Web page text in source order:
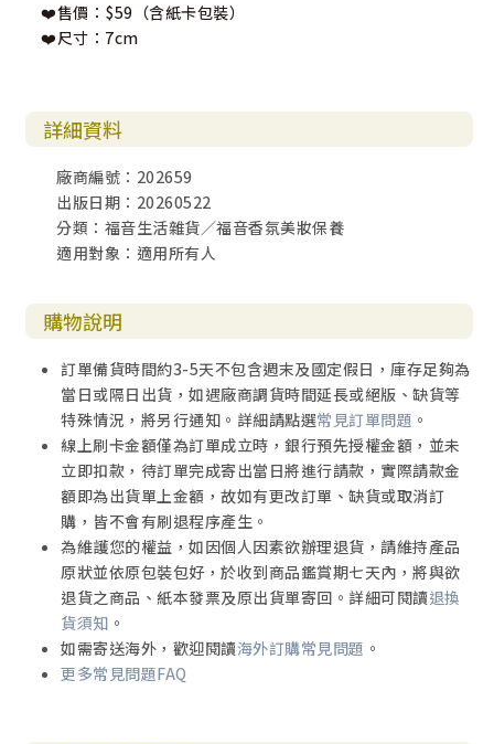
❤️售價：$59（含紙卡包裝）
❤️尺寸：7cm
詳細資料
廠商編號：202659
出版日期：20260522
分類：福音生活雜貨／福音香氛美妝保養
適用對象：適用所有人
購物說明
訂單備貨時間約3-5天不包含週末及國定假日，庫存足夠為
當日或隔日出貨，如遇廠商調貨時間延長或絕版、缺貨等
特殊情況，將另行通知。詳細請點選常見訂單問題 。
線上刷卡金額僅為訂單成立時，銀行預先授權金額，並未
立即扣款，待訂單完成寄出當日將進行請款，實際請款金
額即為出貨單上金額，故如有更改訂單、缺貨或取消訂
購，皆不會有刷退程序產生。
為維護您的權益，如因個人因素欲辦理退貨，請維持產品
原狀並依原包裝包好，於收到商品鑑賞期七天內，將與欲
退貨之商品、紙本發票及原出貨單寄回。詳細可閱讀退換
貨須知 。
如需寄送海外，歡迎閱讀海外訂購常見問題 。
更多常見問題FAQ